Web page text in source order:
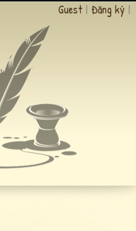
Guest | Đăng ký |